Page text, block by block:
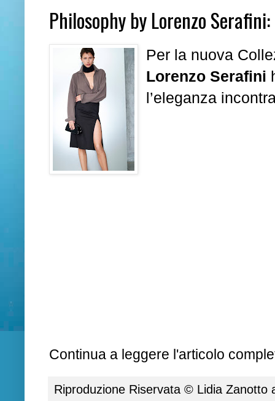
Philosophy by Lorenzo
Per la nuova
Lorenzo Serafini
l’eleganza
Continua a leggere l'articolo
Riproduzione Riservata © Lidia Zanotto